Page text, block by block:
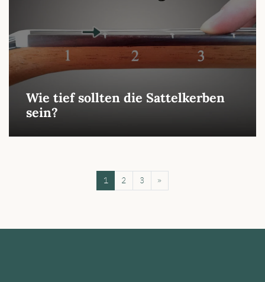
Wie tief sollten die Sattelkerben
sein?
1 2 3 »